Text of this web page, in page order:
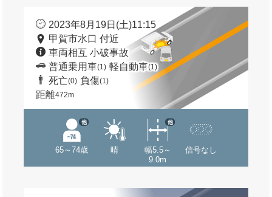
2023年8月19日(土)11:15
甲賀市水口 付近
車両相互 小破事故
普通乗用車(1) 軽自動車(1)
死亡(0) 負傷(1)
距離472m
65～74歳
他
晴
幅5.5～
9.0m
他
信号なし